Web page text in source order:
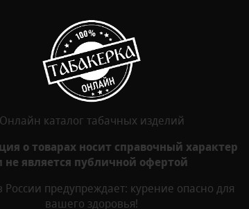
Онлайн каталог табачных изделий
о товарах носит справочный характер
не является публичной офертой
предупреждает: курение опасно для
вашего здоровья!